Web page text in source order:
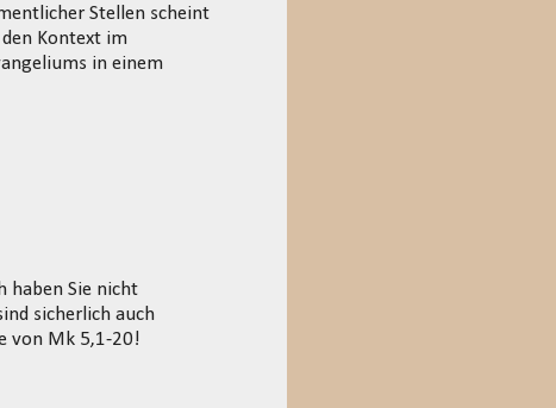
Stellen scheint
Kontext im
in einem
haben Sie nicht
sicherlich auch
von Mk 5,1-20!